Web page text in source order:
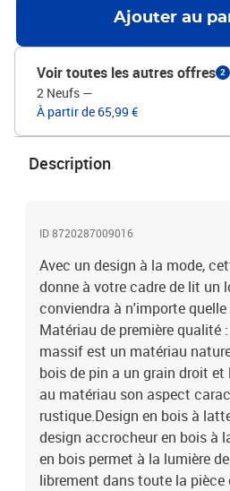
Ajouter au
Voir toutes les autres offres 2
2 Neufs —
À partir de 65,99 €
Description
ID 8720287009016
Avec un design à la mode,
donne à votre cadre de lit un
conviendra à n'importe
Matériau de première qualité
massif est un matériau
bois de pin a un grain droit
au matériau son aspect
rustique.Design en bois à
design accrocheur en bois à
en bois permet à la lumière
librement dans toute la pièce